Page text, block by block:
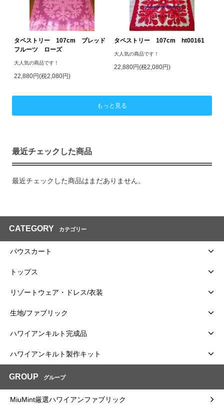
タペストリー 107cm ブレッド
フルーツ ローズ
大人気の商品です！
22,880円(税2,080円)
タペストリー 107cm ht00161
大人気の商品です！
22,880円(税2,080円)
もっと見る
最近チェックした商品
最近チェックした商品はまだありません。
CATEGORY カテゴリー
パウスカート
トップス
リゾートウェア・ドレス/衣装
生地/ファブリック
ハワイアンキルト完成品
ハワイアンキルト製作キット
GROUP グループ
MiuMint厳選ハワイアンファブリック